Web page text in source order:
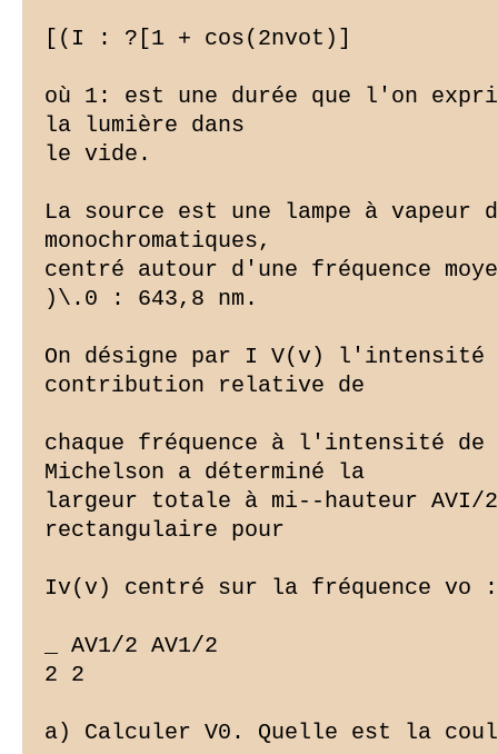
[(I : ?[1 + cos(2nvot)]
où 1: est une durée que l'on
la lumière dans
le vide.
La source est une lampe à vapeur
monochromatiques,
centré autour d'une fréquence
)\.0 : 643,8 nm.
On désigne par I V(v)
contribution relative de
chaque fréquence à l'intensité
Michelson a déterminé la
largeur totale à mi--hauteur AVI/
rectangulaire pour
Iv(v) centré sur la fréquence vo :
_ AV1/2 AV1/2
2 2
a) Calculer V0. Quelle est la